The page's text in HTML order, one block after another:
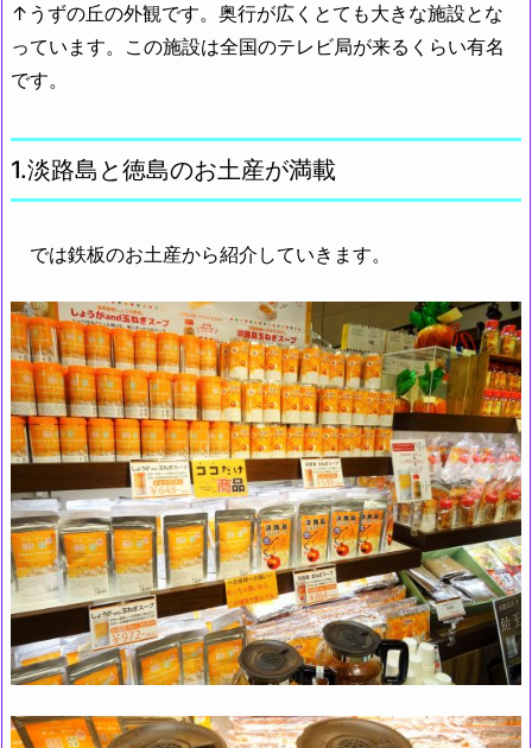
↑うずの丘の外観です。奥行が広くとても大きな施設とな
っています。この施設は全国のテレビ局が来るくらい有名
です。
1.淡路島と徳島のお土産が満載
では鉄板のお土産から紹介していきます。